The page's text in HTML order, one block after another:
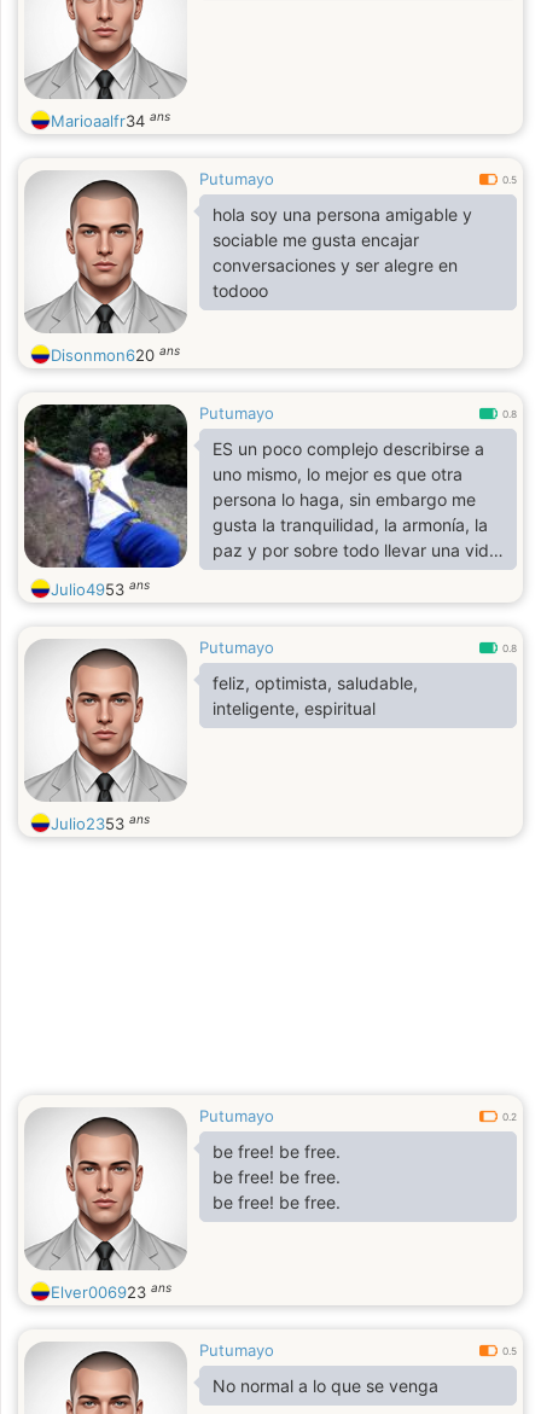
Marioaalfr34 ans
Putumayo 0.5
hola soy una persona amigable y
sociable me gusta encajar
conversaciones y ser alegre en
todooo
Disonmon620 ans
Putumayo 0.8
ES un poco complejo describirse a
uno mismo, lo mejor es que otra
persona lo haga, sin embargo me
gusta la tranquilidad, la armonía, la
paz y por sobre todo llevar una vida
saludablemente en todos los
aspectos. y mi corazón buscando lo
Julio4953 ans
Putumayo 0.8
feliz, optimista, saludable,
inteligente, espiritual
Julio2353 ans
Putumayo 0.2
be free! be free.
be free! be free.
be free! be free.
Elver006923 ans
Putumayo 0.5
No normal a lo que se venga